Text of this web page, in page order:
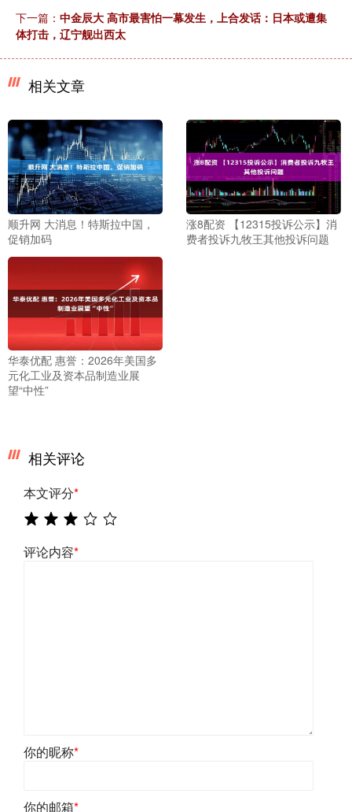
下一篇： 中金辰大 高市最害怕一幕发生，上合发话：日本或遭集
体打击，辽宁舰出西太
相关文章
顺升网 大消息！特斯拉中国，
促销加码
涨8配资 【12315投诉公示】消
费者投诉九牧王其他投诉问题
华泰优配 惠誉：2026年美国多
元化工业及资本品制造业展
望“中性”
相关评论
本文评分*
评论内容*
你的昵称*
你的邮箱*